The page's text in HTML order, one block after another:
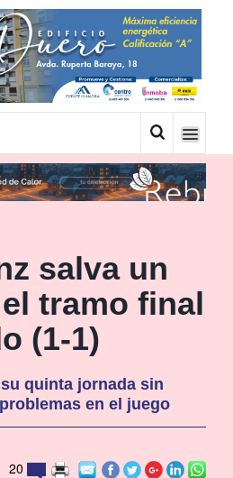
salva un
tramo final
(1-1)
quinta jornada sin
en el juego
20